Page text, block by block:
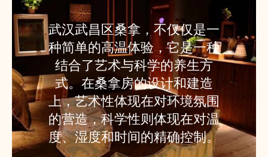
拿的养生效果，建议在桑拿前后进行适当
的伸展运动，以促进肌肉的放松和血液循
环。同时，桑拿后进行一次冷水淋浴，能
够有效刺激血管，进一步提高心血管系统
的适应能力。
武汉武昌区桑拿，不仅仅是一
种简单的高温体验，它是一种
结合了艺术与科学的养生方
式。在桑拿房的设计和建造
上，艺术性体现在对环境氛围
的营造，科学性则体现在对温
度、湿度和时间的精确控制。